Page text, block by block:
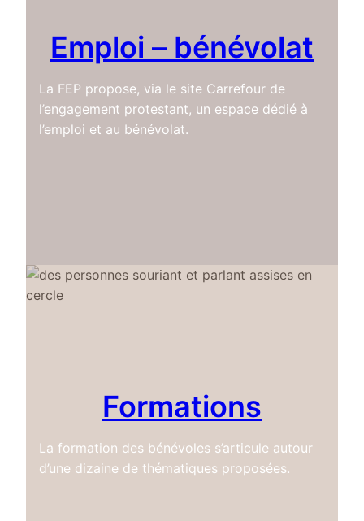
Emploi – bénévolat
La FEP propose, via le site Carrefour de
l’engagement protestant, un espace dédié à
l’emploi et au bénévolat.
Formations
La formation des bénévoles s’articule autour
d’une dizaine de thématiques proposées.